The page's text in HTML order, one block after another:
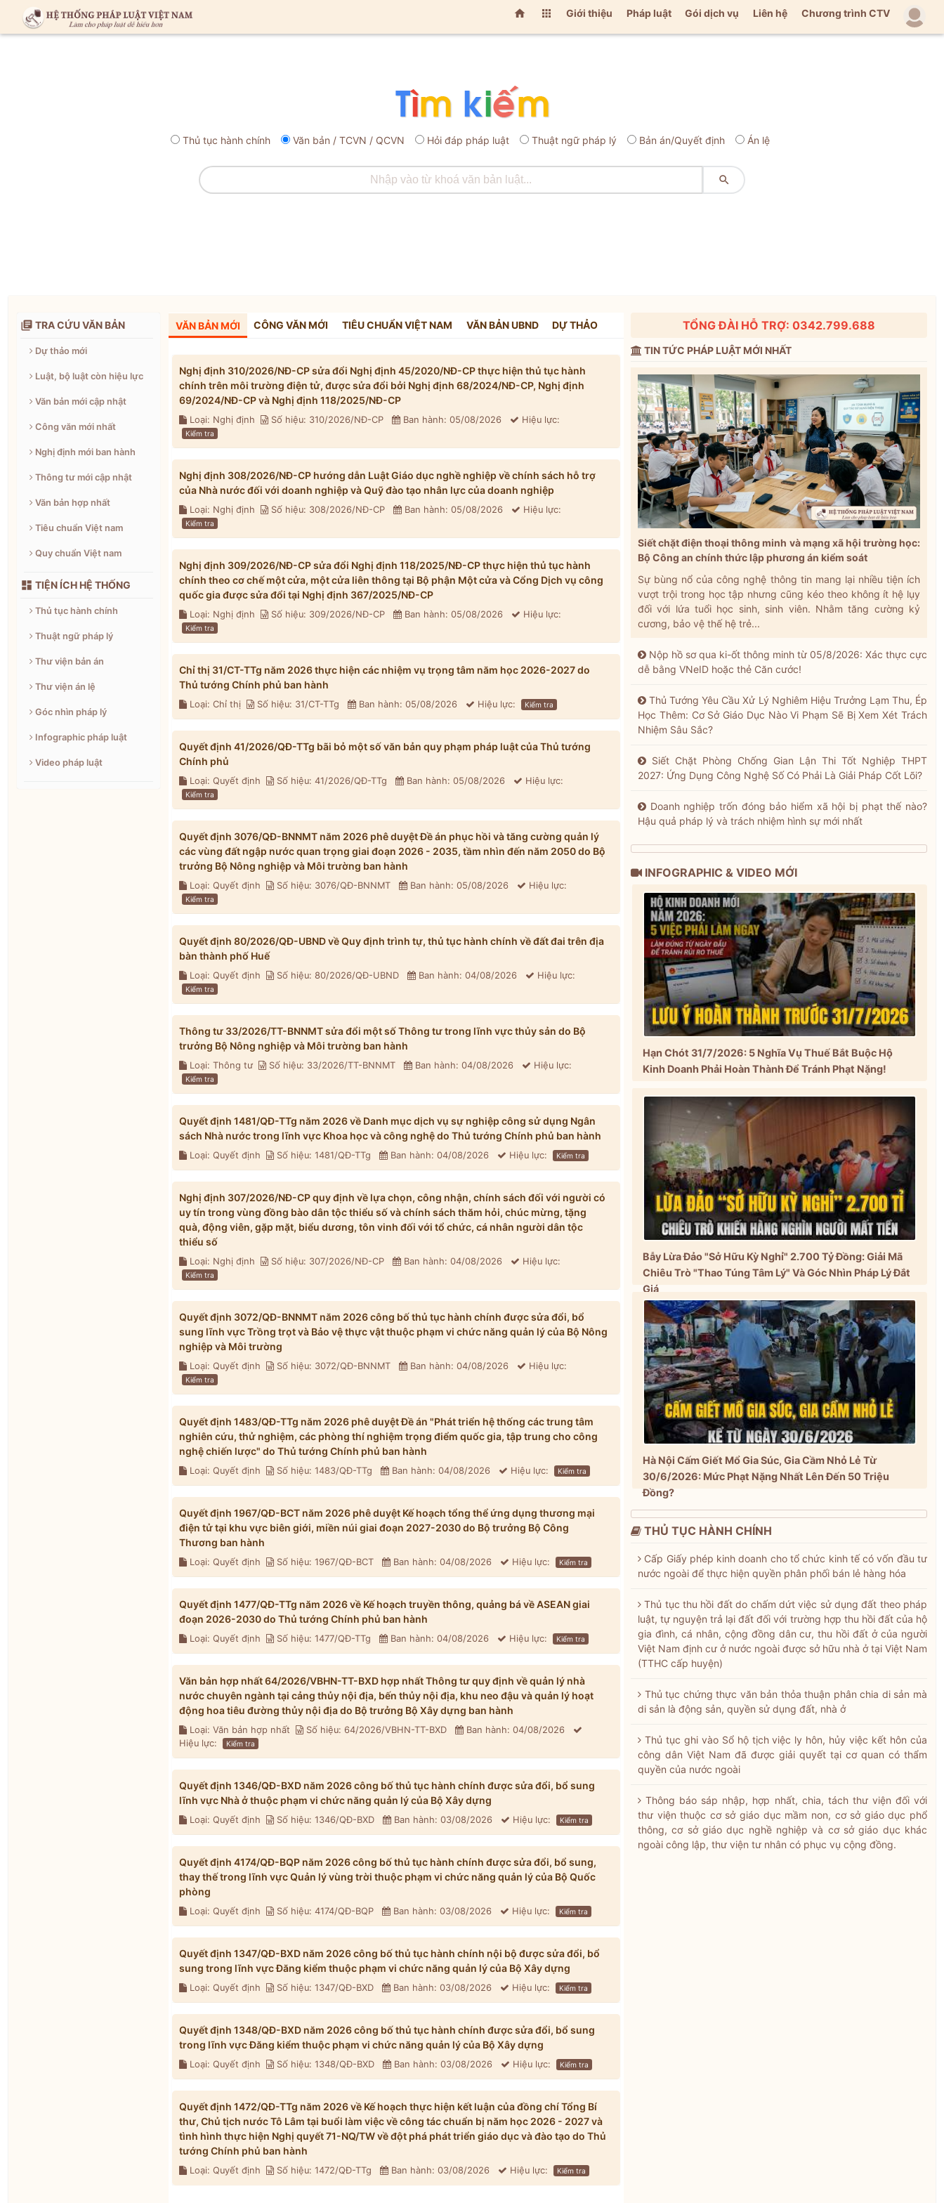
  Giới thiệu Pháp luật Gói dịch vụ Liên hệ Chương trình CTV
Thủ tục hành chính Văn bản / TCVN / QCVN Hỏi đáp pháp luật Thuật ngữ pháp lý Bản án/Quyết định Án lệ

 TRA CỨU VĂN BẢN
Dự thảo mới
Luật, bộ luật còn hiệu lực
Văn bản mới cập nhật
Công văn mới nhất
Nghị định mới ban hành
Thông tư mới cập nhật
Văn bản hợp nhất
Tiêu chuẩn Việt nam
Quy chuẩn Việt nam
 TIỆN ÍCH HỆ THỐNG
Thủ tục hành chính
Thuật ngữ pháp lý
Thư viện bản án
Thư viện án lệ
Góc nhìn pháp lý
Infographic pháp luật
Video pháp luật
VĂN BẢN MỚI CÔNG VĂN MỚI TIÊU CHUẨN VIỆT NAM VĂN BẢN UBND DỰ THẢO
Nghị định 310/2026/NĐ-CP sửa đổi Nghị định 45/2020/NĐ-CP thực hiện thủ tục hành
chính trên môi trường điện tử, được sửa đổi bởi Nghị định 68/2024/NĐ-CP, Nghị định
69/2024/NĐ-CP và Nghị định 118/2025/NĐ-CP
Loại: Nghị định Số hiệu: 310/2026/NĐ-CP Ban hành: 05/08/2026 Hiệu lực:
Kiểm tra
Nghị định 308/2026/NĐ-CP hướng dẫn Luật Giáo dục nghề nghiệp về chính sách hỗ trợ
của Nhà nước đối với doanh nghiệp và Quỹ đào tạo nhân lực của doanh nghiệp
Loại: Nghị định Số hiệu: 308/2026/NĐ-CP Ban hành: 05/08/2026 Hiệu lực:
Kiểm tra
Nghị định 309/2026/NĐ-CP sửa đổi Nghị định 118/2025/NĐ-CP thực hiện thủ tục hành
chính theo cơ chế một cửa, một cửa liên thông tại Bộ phận Một cửa và Cổng Dịch vụ công
quốc gia được sửa đổi tại Nghị định 367/2025/NĐ-CP
Loại: Nghị định Số hiệu: 309/2026/NĐ-CP Ban hành: 05/08/2026 Hiệu lực:
Kiểm tra
Chỉ thị 31/CT-TTg năm 2026 thực hiện các nhiệm vụ trọng tâm năm học 2026-2027 do
Thủ tướng Chính phủ ban hành
Loại: Chỉ thị Số hiệu: 31/CT-TTg Ban hành: 05/08/2026 Hiệu lực: Kiểm tra
Quyết định 41/2026/QĐ-TTg bãi bỏ một số văn bản quy phạm pháp luật của Thủ tướng
Chính phủ
Loại: Quyết định Số hiệu: 41/2026/QĐ-TTg Ban hành: 05/08/2026 Hiệu lực:
Kiểm tra
Quyết định 3076/QĐ-BNNMT năm 2026 phê duyệt Đề án phục hồi và tăng cường quản lý
các vùng đất ngập nước quan trọng giai đoạn 2026 - 2035, tầm nhìn đến năm 2050 do Bộ
trưởng Bộ Nông nghiệp và Môi trường ban hành
Loại: Quyết định Số hiệu: 3076/QĐ-BNNMT Ban hành: 05/08/2026 Hiệu lực:
Kiểm tra
Quyết định 80/2026/QĐ-UBND về Quy định trình tự, thủ tục hành chính về đất đai trên địa
bàn thành phố Huế
Loại: Quyết định Số hiệu: 80/2026/QĐ-UBND Ban hành: 04/08/2026 Hiệu lực:
Kiểm tra
Thông tư 33/2026/TT-BNNMT sửa đổi một số Thông tư trong lĩnh vực thủy sản do Bộ
trưởng Bộ Nông nghiệp và Môi trường ban hành
Loại: Thông tư Số hiệu: 33/2026/TT-BNNMT Ban hành: 04/08/2026 Hiệu lực:
Kiểm tra
Quyết định 1481/QĐ-TTg năm 2026 về Danh mục dịch vụ sự nghiệp công sử dụng Ngân
sách Nhà nước trong lĩnh vực Khoa học và công nghệ do Thủ tướng Chính phủ ban hành
Loại: Quyết định Số hiệu: 1481/QĐ-TTg Ban hành: 04/08/2026 Hiệu lực: Kiểm tra
Nghị định 307/2026/NĐ-CP quy định về lựa chọn, công nhận, chính sách đối với người có
uy tín trong vùng đồng bào dân tộc thiểu số và chính sách thăm hỏi, chúc mừng, tặng
quà, động viên, gặp mặt, biểu dương, tôn vinh đối với tổ chức, cá nhân người dân tộc
thiểu số
Loại: Nghị định Số hiệu: 307/2026/NĐ-CP Ban hành: 04/08/2026 Hiệu lực:
Kiểm tra
Quyết định 3072/QĐ-BNNMT năm 2026 công bố thủ tục hành chính được sửa đổi, bổ
sung lĩnh vực Trồng trọt và Bảo vệ thực vật thuộc phạm vi chức năng quản lý của Bộ Nông
nghiệp và Môi trường
Loại: Quyết định Số hiệu: 3072/QĐ-BNNMT Ban hành: 04/08/2026 Hiệu lực:
Kiểm tra
Quyết định 1483/QĐ-TTg năm 2026 phê duyệt Đề án "Phát triển hệ thống các trung tâm
nghiên cứu, thử nghiệm, các phòng thí nghiệm trọng điểm quốc gia, tập trung cho công
nghệ chiến lược" do Thủ tướng Chính phủ ban hành
Loại: Quyết định Số hiệu: 1483/QĐ-TTg Ban hành: 04/08/2026 Hiệu lực: Kiểm tra
Quyết định 1967/QĐ-BCT năm 2026 phê duyệt Kế hoạch tổng thể ứng dụng thương mại
điện tử tại khu vực biên giới, miền núi giai đoạn 2027-2030 do Bộ trưởng Bộ Công
Thương ban hành
Loại: Quyết định Số hiệu: 1967/QĐ-BCT Ban hành: 04/08/2026 Hiệu lực: Kiểm tra
Quyết định 1477/QĐ-TTg năm 2026 về Kế hoạch truyền thông, quảng bá về ASEAN giai
đoạn 2026-2030 do Thủ tướng Chính phủ ban hành
Loại: Quyết định Số hiệu: 1477/QĐ-TTg Ban hành: 04/08/2026 Hiệu lực: Kiểm tra
Văn bản hợp nhất 64/2026/VBHN-TT-BXD hợp nhất Thông tư quy định về quản lý nhà
nước chuyên ngành tại cảng thủy nội địa, bến thủy nội địa, khu neo đậu và quản lý hoạt
động hoa tiêu đường thủy nội địa do Bộ trưởng Bộ Xây dựng ban hành
Loại: Văn bản hợp nhất Số hiệu: 64/2026/VBHN-TT-BXD
Ban hành: 04/08/2026
Hiệu lực:
Kiểm tra
Quyết định 1346/QĐ-BXD năm 2026 công bố thủ tục hành chính được sửa đổi, bổ sung
lĩnh vực Nhà ở thuộc phạm vi chức năng quản lý của Bộ Xây dựng
Loại: Quyết định Số hiệu: 1346/QĐ-BXD Ban hành: 03/08/2026 Hiệu lực: Kiểm tra
Quyết định 4174/QĐ-BQP năm 2026 công bố thủ tục hành chính được sửa đổi, bổ sung,
thay thế trong lĩnh vực Quản lý vùng trời thuộc phạm vi chức năng quản lý của Bộ Quốc
phòng
Loại: Quyết định Số hiệu: 4174/QĐ-BQP Ban hành: 03/08/2026 Hiệu lực: Kiểm tra
Quyết định 1347/QĐ-BXD năm 2026 công bố thủ tục hành chính nội bộ được sửa đổi, bổ
sung trong lĩnh vực Đăng kiểm thuộc phạm vi chức năng quản lý của Bộ Xây dựng
Loại: Quyết định Số hiệu: 1347/QĐ-BXD Ban hành: 03/08/2026 Hiệu lực: Kiểm tra
Quyết định 1348/QĐ-BXD năm 2026 công bố thủ tục hành chính được sửa đổi, bổ sung
trong lĩnh vực Đăng kiểm thuộc phạm vi chức năng quản lý của Bộ Xây dựng
Loại: Quyết định Số hiệu: 1348/QĐ-BXD Ban hành: 03/08/2026 Hiệu lực: Kiểm tra
Quyết định 1472/QĐ-TTg năm 2026 về Kế hoạch thực hiện kết luận của đồng chí Tổng Bí
thư, Chủ tịch nước Tô Lâm tại buổi làm việc về công tác chuẩn bị năm học 2026 - 2027 và
tình hình thực hiện Nghị quyết 71-NQ/TW về đột phá phát triển giáo dục và đào tạo do Thủ
tướng Chính phủ ban hành
Loại: Quyết định Số hiệu: 1472/QĐ-TTg Ban hành: 03/08/2026 Hiệu lực: Kiểm tra
TỔNG ĐÀI HỖ TRỢ: 0342.799.688
TIN TỨC PHÁP LUẬT MỚI NHẤT
Siết chặt điện thoại thông minh và mạng xã hội trường học:
Bộ Công an chính thức lập phương án kiểm soát
Sự bùng nổ của công nghệ thông tin mang lại nhiều tiện ích
vượt trội trong học tập nhưng cũng kéo theo không ít hệ lụy
đối với lứa tuổi học sinh, sinh viên. Nhằm tăng cường kỷ
cương, bảo vệ thế hệ trẻ...
Nộp hồ sơ qua ki-ốt thông minh từ 05/8/2026: Xác thực cực
dễ bằng VNeID hoặc thẻ Căn cước!
Thủ Tướng Yêu Cầu Xử Lý Nghiêm Hiệu Trưởng Lạm Thu, Ép
Học Thêm: Cơ Sở Giáo Dục Nào Vi Phạm Sẽ Bị Xem Xét Trách
Nhiệm Sâu Sắc?
Siết Chặt Phòng Chống Gian Lận Thi Tốt Nghiệp THPT
2027: Ứng Dụng Công Nghệ Số Có Phải Là Giải Pháp Cốt Lõi?
Doanh nghiệp trốn đóng bảo hiểm xã hội bị phạt thế nào?
Hậu quả pháp lý và trách nhiệm hình sự mới nhất
INFOGRAPHIC & VIDEO MỚI
Hạn Chót 31/7/2026: 5 Nghĩa Vụ Thuế Bắt Buộc Hộ
Kinh Doanh Phải Hoàn Thành Để Tránh Phạt Nặng!
Bẫy Lừa Đảo "Sở Hữu Kỳ Nghỉ" 2.700 Tỷ Đồng: Giải Mã
Chiêu Trò "Thao Túng Tâm Lý" Và Góc Nhìn Pháp Lý Đắt
Giá
Hà Nội Cấm Giết Mổ Gia Súc, Gia Cầm Nhỏ Lẻ Từ
30/6/2026: Mức Phạt Nặng Nhất Lên Đến 50 Triệu
Đồng?
THỦ TỤC HÀNH CHÍNH
Cấp Giấy phép kinh doanh cho tổ chức kinh tế có vốn đầu tư
nước ngoài để thực hiện quyền phân phối bán lẻ hàng hóa
Thủ tục thu hồi đất do chấm dứt việc sử dụng đất theo pháp
luật, tự nguyện trả lại đất đối với trường hợp thu hồi đất của hộ
gia đình, cá nhân, cộng đồng dân cư, thu hồi đất ở của người
Việt Nam định cư ở nước ngoài được sở hữu nhà ở tại Việt Nam
(TTHC cấp huyện)
Thủ tục chứng thực văn bản thỏa thuận phân chia di sản mà
di sản là động sản, quyền sử dụng đất, nhà ở
Thủ tục ghi vào Sổ hộ tịch việc ly hôn, hủy việc kết hôn của
công dân Việt Nam đã được giải quyết tại cơ quan có thẩm
quyền của nước ngoài
Thông báo sáp nhập, hợp nhất, chia, tách thư viện đối với
thư viện thuộc cơ sở giáo dục mầm non, cơ sở giáo dục phổ
thông, cơ sở giáo dục nghề nghiệp và cơ sở giáo dục khác
ngoài công lập, thư viện tư nhân có phục vụ cộng đồng.